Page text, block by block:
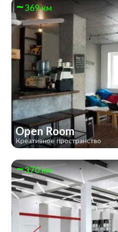
369 км
Open Room
Креативное пространство
370 км